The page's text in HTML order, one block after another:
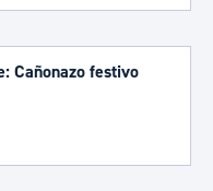
Cañonazo festivo